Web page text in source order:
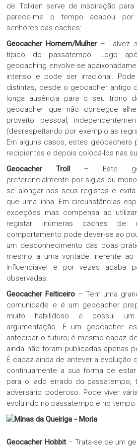
de Tolkien serve de inspiração para
parece-me o tempo acabou por
senhores das caches:
Geocacher Homem/Mulher– Talvez
típico do passatempo. Logo
geocaching envolve-se
intenso e pode ser irracional.
distintas, desde o geocacher antigo
longa ausência para o seu trono
geocacher que não consegue
proveito pessoal,
(desrespeitando por exemplo as
Em alguns casos, estes geocachers
recipientes e depois colocá-los nas
Geocacher Troll – Este
preferencialmente por siglas ou
se alongar nos seus registos e
que uma linha. Em circunstâncias
exceções mas compensa ao
registar inúmeras caches de
comportamento pode dever-se ao
um desconhecimento das boas
mesmo a uma vontade inerente
influenciável e por vezes acaba
observadas.
Geocacher Feiticeiro – Tem uma
comunidade e é um geocacher
muito habilidoso e possui
argumentação. É um geocacher
antecipar o futuro; é mesmo capaz
ainda não foram publicadas apenas
É capaz ainda de antever a evolução
continuamente a sua forma de
para o lado errado do passatempo,
adversário poderoso. Pode viver
evoluindo no passatempo e no tempo.
Geocacher Hobbit– Trata-se de um